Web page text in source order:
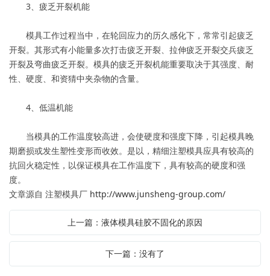
3、疲乏开裂机能
模具工作过程当中，在轮回应力的历久感化下，常常引起疲乏
开裂。其形式有小能量多次打击疲乏开裂、拉伸疲乏开裂交兵疲乏
开裂及弯曲疲乏开裂。模具的疲乏开裂机能重要取决于其强度、耐
性、硬度、和资猜中夹杂物的含量。
4、低温机能
当模具的工作温度较高进，会使硬度和强度下降，引起模具晚
期磨损或发生塑性变形而收效。是以，精细注塑模具应具有较高的
抗回火稳定性，以保证模具在工作温度下，具有较高的硬度和强
度。
文章源自 注塑模具厂 http://www.junsheng-group.com/
上一篇：液体模具硅胶不固化的原因
下一篇：没有了